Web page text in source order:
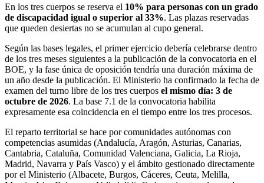
En los tres cuerpos se reserva el 10% para personas con un grado
de discapacidad igual o superior al 33%. Las plazas reservadas
que queden desiertas no se acumulan al cupo general.
Según las bases legales, el primer ejercicio debería celebrarse dentro
de los tres meses siguientes a la publicación de la convocatoria en el
BOE, y la fase única de oposición tendría una duración máxima de
un año desde la publicación. El Ministerio ha confirmado la fecha de
examen del turno libre de los tres cuerpos el mismo día: 3 de
octubre de 2026. La base 7.1 de la convocatoria habilita
expresamente esa coincidencia en el tiempo entre los tres procesos.
El reparto territorial se hace por comunidades autónomas con
competencias asumidas (Andalucía, Aragón, Asturias, Canarias,
Cantabria, Cataluña, Comunidad Valenciana, Galicia, La Rioja,
Madrid, Navarra y País Vasco) y el ámbito gestionado directamente
por el Ministerio (Albacete, Burgos, Cáceres, Ceuta, Melilla,